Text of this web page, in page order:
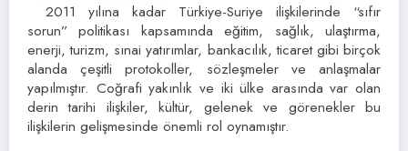
2011 yılına kadar Türkiye-Suriye ilişkilerinde “sıfır
sorun” politikası kapsamında eğitim, sağlık, ulaştırma,
enerji, turizm, sınai yatırımlar, bankacılık, ticaret gibi birçok
alanda çeşitli protokoller, sözleşmeler ve anlaşmalar
yapılmıştır. Coğrafi yakınlık ve iki ülke arasında var olan
derin tarihi ilişkiler, kültür, gelenek ve görenekler bu
ilişkilerin gelişmesinde önemli rol oynamıştır.